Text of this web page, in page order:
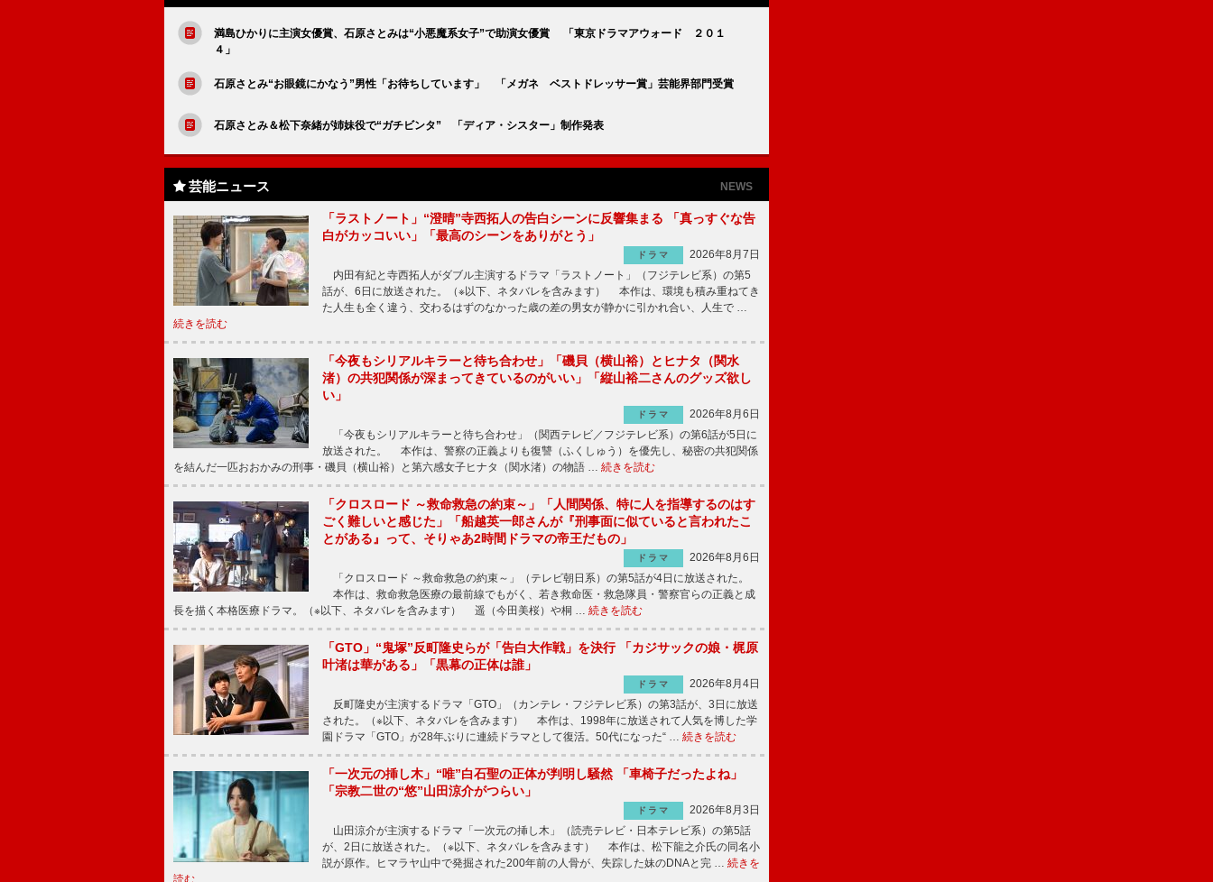
満島ひかりに主演女優賞、石原さとみは“小悪魔系女子”で助演女優賞 「東京ドラマアウォード ２０１
４」
石原さとみ“お眼鏡にかなう”男性「お待ちしています」 「メガネ ベストドレッサー賞」芸能界部門受賞
石原さとみ＆松下奈緒が姉妹役で“ガチビンタ” 「ディア・シスター」制作発表
芸能ニュース NEWS
「ラストノート」“澄晴”寺西拓人の告白シーンに反響集まる 「真っすぐな告
白がカッコいい」「最高のシーンをありがとう」
ドラマ
2026年8月7日
内田有紀と寺西拓人がダブル主演するドラマ「ラストノート」（フジテレビ系）の第5
話が、6日に放送された。（※以下、ネタバレを含みます） 本作は、環境も積み重ねてき
た人生も全く違う、交わるはずのなかった歳の差の男女が静かに引かれ合い、人生で …
続きを読む
「今夜もシリアルキラーと待ち合わせ」「磯貝（横山裕）とヒナタ（関水
渚）の共犯関係が深まってきているのがいい」「縦山裕二さんのグッズ欲し
い」
ドラマ
2026年8月6日
「今夜もシリアルキラーと待ち合わせ」（関西テレビ／フジテレビ系）の第6話が5日に
放送された。 本作は、警察の正義よりも復讐（ふくしゅう）を優先し、秘密の共犯関係
を結んだ一匹おおかみの刑事・磯貝（横山裕）と第六感女子ヒナタ（関水渚）の物語 … 続きを読む
「クロスロード ～救命救急の約束～」「人間関係、特に人を指導するのはす
ごく難しいと感じた」「船越英一郎さんが『刑事面に似ていると言われたこ
とがある』って、そりゃあ2時間ドラマの帝王だもの」
ドラマ
2026年8月6日
「クロスロード ～救命救急の約束～」（テレビ朝日系）の第5話が4日に放送された。
本作は、救命救急医療の最前線でもがく、若き救命医・救急隊員・警察官らの正義と成
長を描く本格医療ドラマ。（※以下、ネタバレを含みます） 遥（今田美桜）や桐 … 続きを読む
「GTO」“鬼塚”反町隆史らが「告白大作戦」を決行 「カジサックの娘・梶原
叶渚は華がある」「黒幕の正体は誰」
ドラマ
2026年8月4日
反町隆史が主演するドラマ「GTO」（カンテレ・フジテレビ系）の第3話が、3日に放送
された。（※以下、ネタバレを含みます） 本作は、1998年に放送されて人気を博した学
園ドラマ「GTO」が28年ぶりに連続ドラマとして復活。50代になった“ … 続きを読む
「一次元の挿し木」“唯”白石聖の正体が判明し騒然 「車椅子だったよね」
「宗教二世の“悠”山田涼介がつらい」
ドラマ
2026年8月3日
山田涼介が主演するドラマ「一次元の挿し木」（読売テレビ・日本テレビ系）の第5話
が、2日に放送された。（※以下、ネタバレを含みます） 本作は、松下龍之介氏の同名小
説が原作。ヒマラヤ山中で発掘された200年前の人骨が、失踪した妹のDNAと完 … 続きを
読む